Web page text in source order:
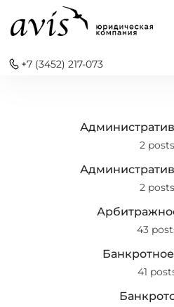
+7 (3452) 217-073
2 posts
2 posts
43
41